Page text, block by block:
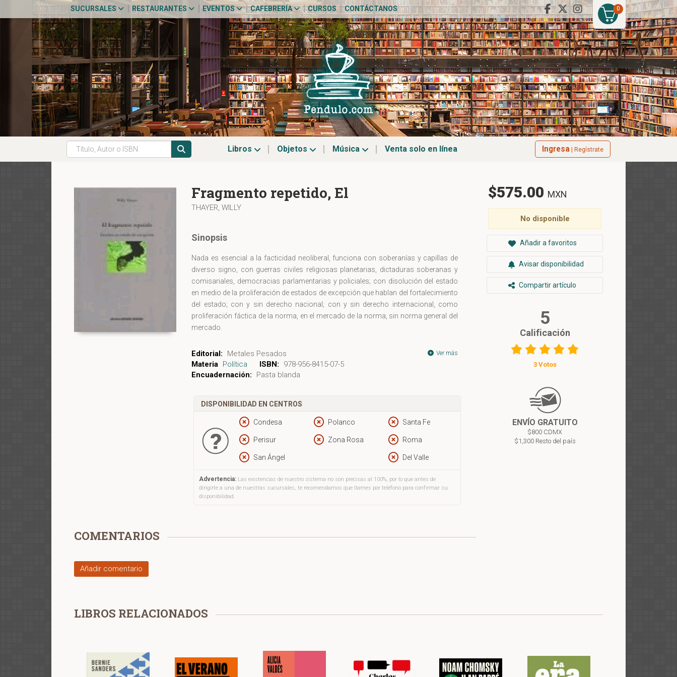
0
SUCURSALES RESTAURANTES EVENTOS CAFEBRERÍA CURSOS CONTÁCTANOS
Libros Objetos Música Venta solo en línea Ingresa | Regístrate
Fragmento repetido, El
THAYER, WILLY
Sinopsis
Nada es esencial a la facticidad neoliberal, funciona con soberanías y capillas de
diverso signo, con guerras civiles religiosas planetarias, dictaduras soberanas y
comisariales, democracias parlamentarias y policiales; con disolución del estado
en medio de la proliferación de estados de excepción que hablan del fortalecimiento
del estado; con y sin derecho nacional; con y sin derecho internacional, como
proliferación fáctica de la norma, en el mercado de la norma, sin norma general del
mercado.
Ver más
Editorial:
Metales Pesados
Materia Política ISBN:
978-956-8415-07-5
Encuadernación:
Pasta blanda
DISPONIBILIDAD EN CENTROS
Condesa Polanco Santa Fe
Perisur Zona Rosa Roma
San Ángel Del Valle
Advertencia: Las existencias de nuestro sistema no son precisas al 100%, por lo que antes de
dirigirte a una de nuestras sucursales, te recomendamos que llames por teléfono para confirmar su
disponibilidad.
COMENTARIOS
Añadir comentario
$575.00 MXN
No disponible
Añadir a favoritos
Avisar disponibilidad
Compartir artículo
5
Calificación
3 Votos
ENVÍO GRATUITO
$800 CDMX
$1,300 Resto del país
LIBROS RELACIONADOS